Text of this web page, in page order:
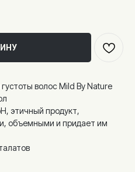
волос Mild By Nature
этичный продукт,
объемными и придает им